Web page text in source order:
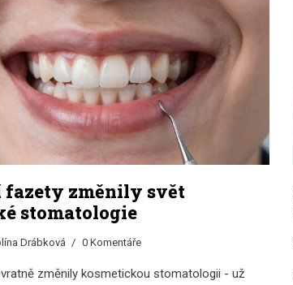
fazety změnily svět
stomatologie
Drábková 0 Komentáře
změnily kosmetickou stomatologii - už